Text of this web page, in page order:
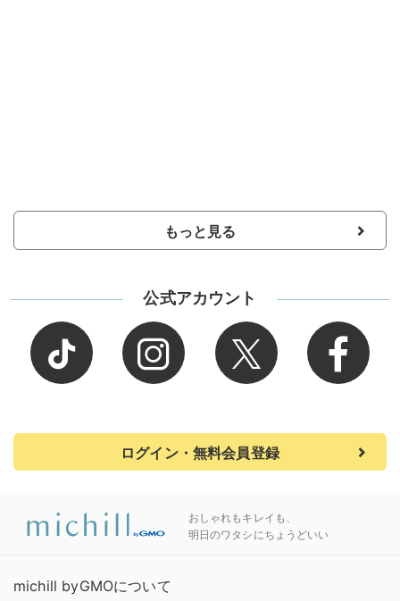
もっと見る
公式アカウント
ログイン・無料会員登録
おしゃれもキレイも、
明日のワタシにちょうどいい
michill byGMOについて